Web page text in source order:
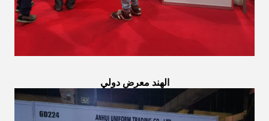
الهند معرض دولي